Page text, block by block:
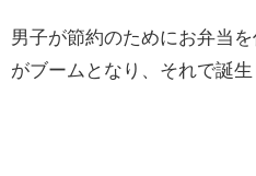
男子が節約のためにお弁当
がブームとなり、それで誕生